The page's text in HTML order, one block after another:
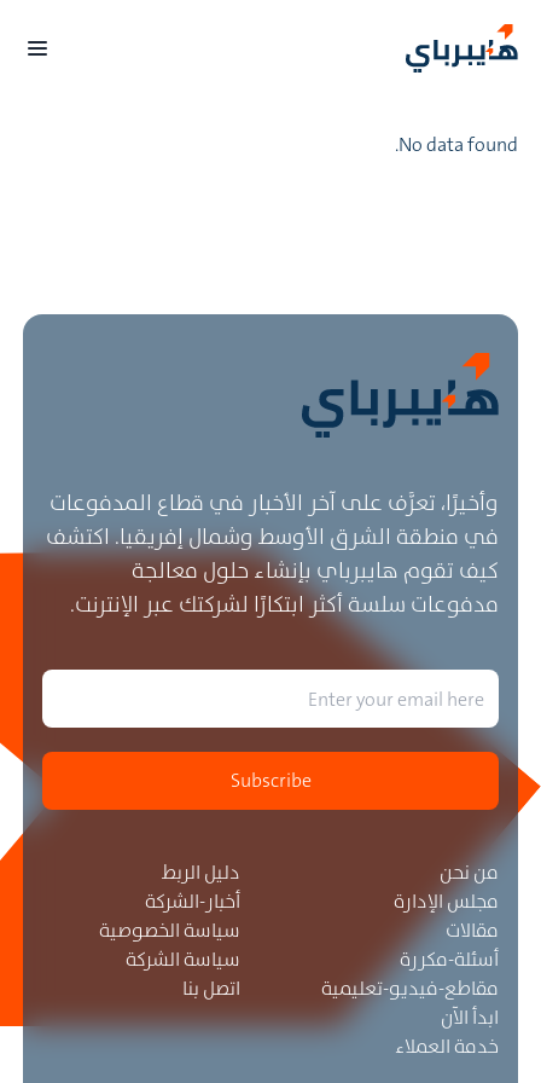
No data found.
وأخيرًا، تعرَّف على آخر الأخبار في قطاع المدفوعات
في منطقة الشرق الأوسط وشمال إفريقيا. اكتشف
كيف تقوم هايبرباي بإنشاء حلول معالجة
مدفوعات سلسة أكثر ابتكارًا لشركتك عبر الإنترنت.
Subscribe
من نحن
مجلس الإدارة
مقالات
أسئلة-مكررة
مقاطع-فيديو-تعليمية
ابدأ الآن
خدمة العملاء
دليل الربط
أخبار-الشركة
سياسة الخصوصية
سياسة الشركة
اتصل بنا